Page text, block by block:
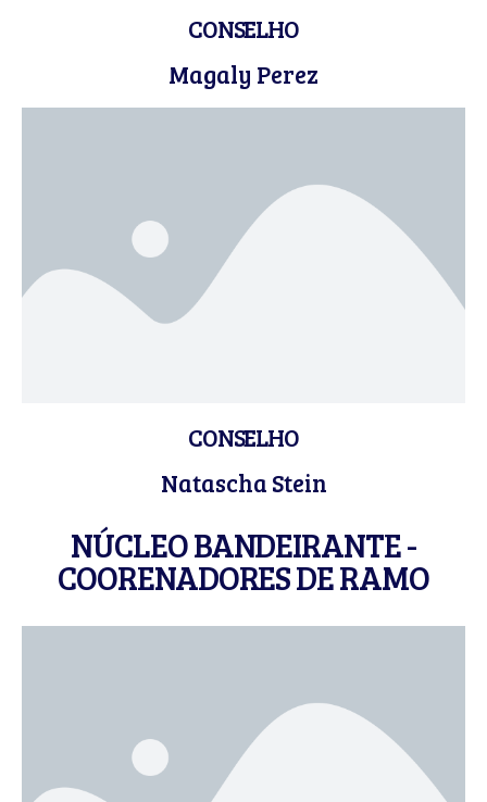
CONSELHO
Magaly Perez
CONSELHO
Natascha Stein
NÚCLEO BANDEIRANTE -
COORENADORES DE RAMO